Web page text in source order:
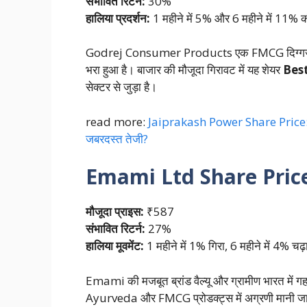
हालिया प्रदर्शन: 1 महीने में 5% और 6 महीने में 11%
Godrej Consumer Products एक FMCG दिग्गज
भरा हुआ है। बाजार की मौजूदा गिरावट में यह शेयर
सेक्टर से जुड़ा है।
read more: Jaiprakash Power Share Price:
जबरदस्त तेजी?
Emami Ltd Share
मौजूदा प्राइस: ₹587
संभावित रिटर्न: 27%
हालिया मूवमेंट: 1 महीने में 1% गिरा, 6 महीने में 4%
Emami की मजबूत ब्रांड वैल्यू और ग्रामीण भारत में
Ayurveda और FMCG प्रोडक्ट्स में अग्रणी मानी